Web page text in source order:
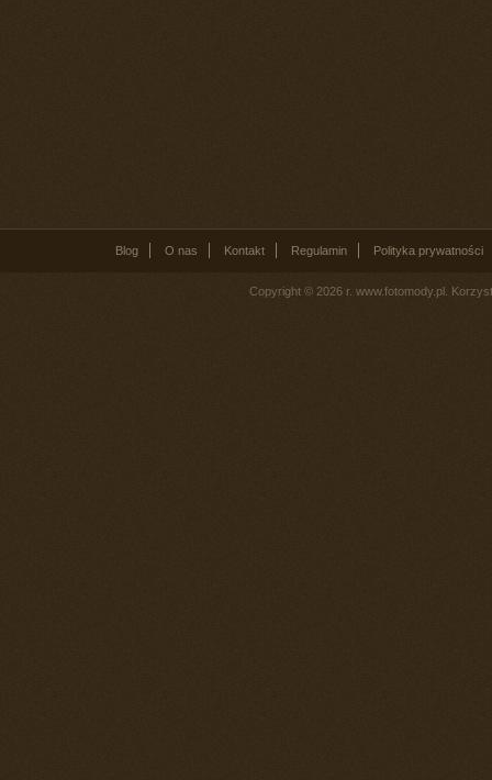
Blog O nas Kontakt Regulamin Polityka prywatności
Copyright © 2026 r. www.fotomody.pl.